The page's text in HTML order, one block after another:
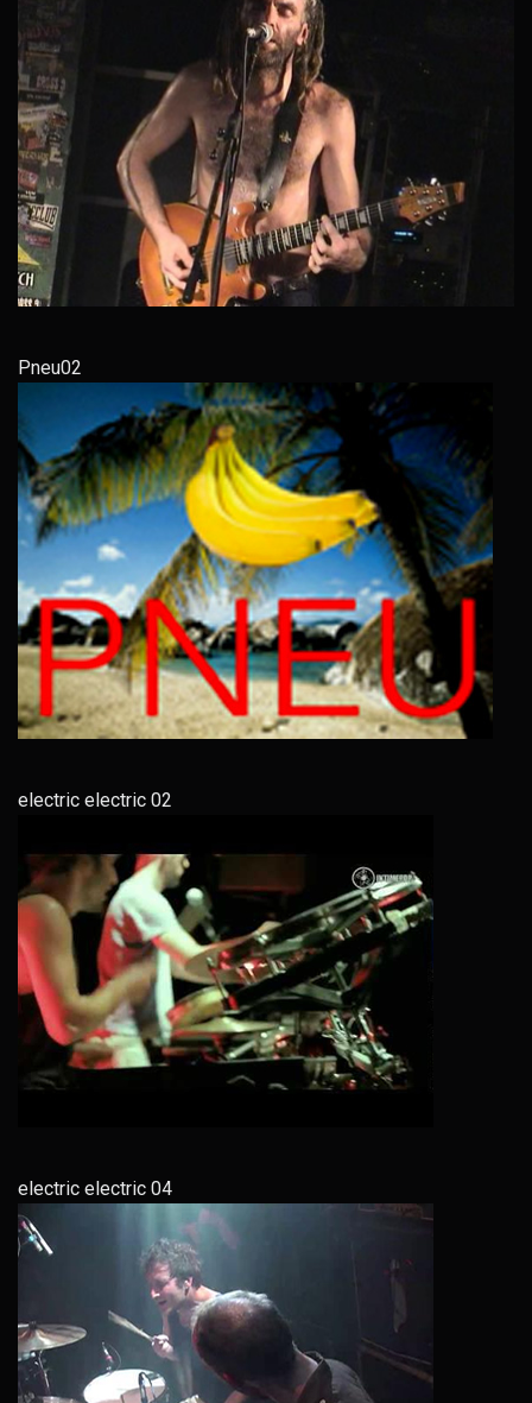
Pneu02
electric electric 02
electric electric 04